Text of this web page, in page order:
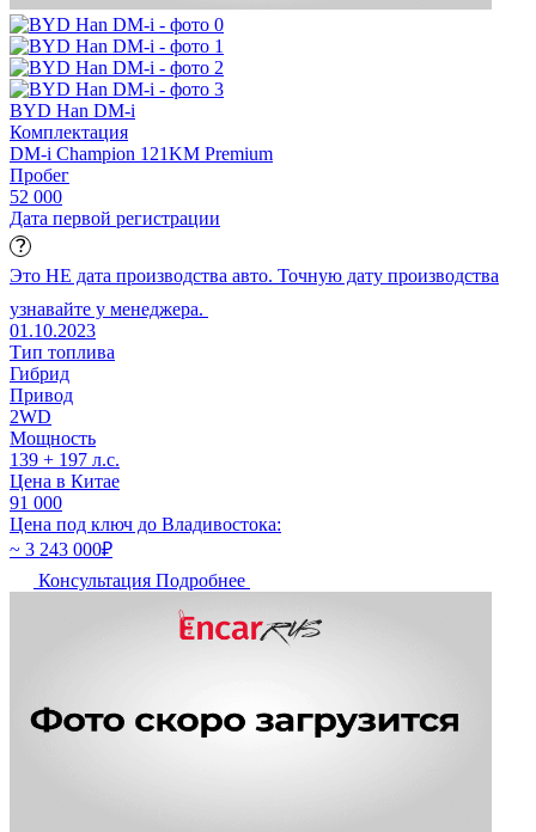
BYD Han DM-i
Комплектация
DM-i Champion 121KM Premium
Пробег
52 000
Дата первой регистрации
Это НЕ дата производства авто. Точную дату производства
узнавайте у менеджера.
01.10.2023
Тип топлива
Гибрид
Привод
2WD
Мощность
139 + 197 л.с.
Цена в Китае
91 000
Цена под ключ до Владивостока:
~ 3 243 000₽
Консультация Подробнее